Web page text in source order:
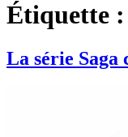
Étiquette :
La série Saga